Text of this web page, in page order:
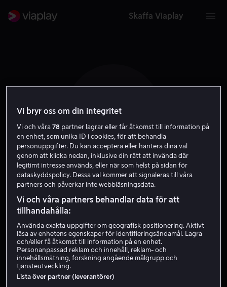
Skaffa Viaplay
C N
Cassandra Naud
Vi bryr oss om din integritet
Vi och våra78 partner lagrar eller får åtkomst till information på
en enhet, som unika ID i cookies, för att behandla
personuppgifter. Du kan acceptera eller hantera dina val
genom att klicka nedan, inklusive din rätt att invända där
legitimt intresse används, eller när som helst på sidan för
dataskyddspolicy. Dessa val kommer att signaleras till våra
partners och påverkar inte webbläsningsdata.
Vi och våra partners behandlar data för att
tillhandahålla:
Använda exakta uppgifter om geografisk positionering. Aktivt
läsa av enhetens egenskaper för identifieringsändamål. Lagra
och/eller få åtkomst till information på en enhet.
Personanpassad reklam och innehåll, reklam- och
innehållsmätning, forskning angående målgrupp och
tjänsteutveckling.
Lista över partner (leverantörer)